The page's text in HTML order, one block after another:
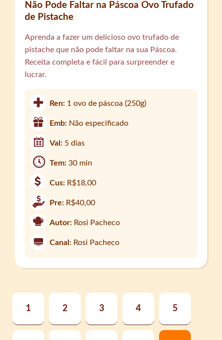
Não Pode Faltar na Páscoa Ovo Trufado
de Pistache
Aprenda a fazer um delicioso ovo trufado de
pistache que não pode faltar na sua Páscoa.
Receita completa e fácil para surpreender e
lucrar.
Ren: 1 ovo de páscoa (250g)
Emb: Não especificado
Val: 5 dias
Tem:30 min
Cus: R$18,00
Pre: R$40,00
Autor: Rosi Pacheco
Canal: Rosi Pacheco
1 2 3 4 5